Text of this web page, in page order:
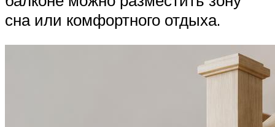
сна или комфортного отдыха.